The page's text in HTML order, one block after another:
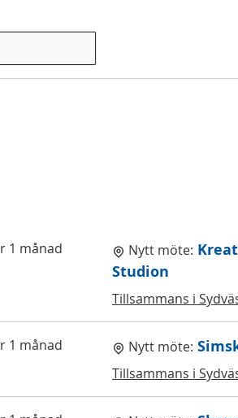
1 månad
Nytt möte:
Studion
Tillsammans i
1 månad
Nytt möte:
Tillsammans i